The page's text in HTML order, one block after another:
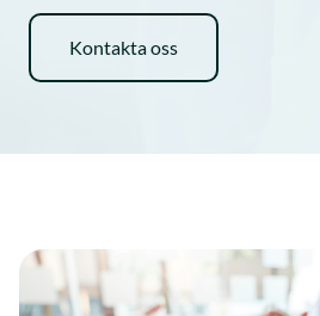
Kontakta oss